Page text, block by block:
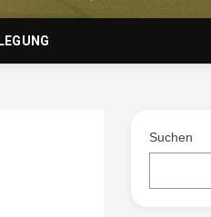
V.
Suchen